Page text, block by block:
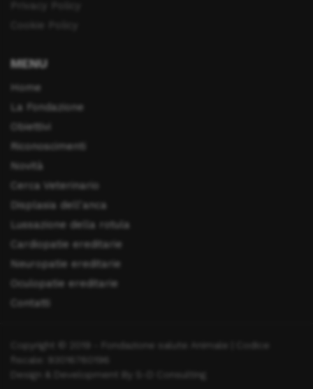
MENU
Home
La Fondazione
Obiettivi
Riconoscimenti
Novità
Cerca Veterinario
Displasia dell'anca
Lussazione della rotula
Cardiopatie ereditarie
Neuropatie ereditarie
Oculopatie ereditarie
Contatti
Copyright © 2019 - Fondazione salute Animale | Codice
Design & Development By S-D Consulting